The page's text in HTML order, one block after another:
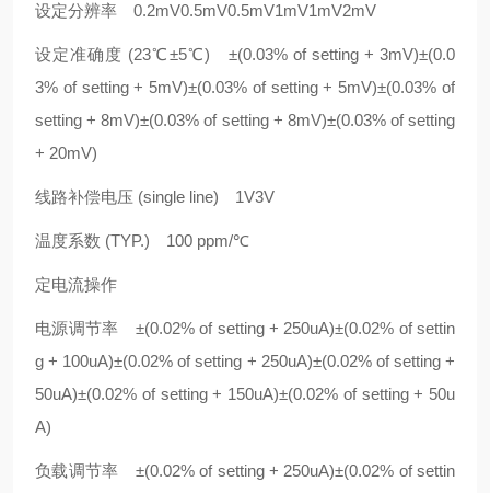
设定分辨率 0.2mV0.5mV0.5mV1mV1mV2mV
设定准确度 (23℃±5℃) ±(0.03% of setting + 3mV)±(0.0
3% of setting + 5mV)±(0.03% of setting + 5mV)±(0.03% of
setting + 8mV)±(0.03% of setting + 8mV)±(0.03% of setting
+ 20mV)
线路补偿电压 (single line) 1V3V
温度系数 (TYP.) 100 ppm/℃
定电流操作
电源调节率 ±(0.02% of setting + 250uA)±(0.02% of settin
g + 100uA)±(0.02% of setting + 250uA)±(0.02% of setting +
50uA)±(0.02% of setting + 150uA)±(0.02% of setting + 50u
A)
负载调节率 ±(0.02% of setting + 250uA)±(0.02% of settin